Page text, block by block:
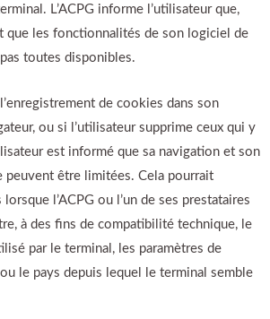
L’ACPG informe l’utilisateur que,
que les fonctionnalités de son logiciel de
toutes disponibles.
de cookies dans son
ou si l’utilisateur supprime ceux qui y
est informé que sa navigation et son
peuvent être limitées. Cela pourrait
l’ACPG ou l’un de ses prestataires
à des fins de compatibilité technique, le
par le terminal, les paramètres de
ou le pays depuis lequel le terminal semble